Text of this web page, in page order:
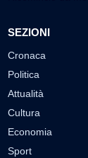
SEZIONI
Cronaca
Politica
Attualità
Cultura
Economia
Sport